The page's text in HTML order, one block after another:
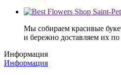
Мы собираем красивые
и бережно доставляем их по
Информация
Информация